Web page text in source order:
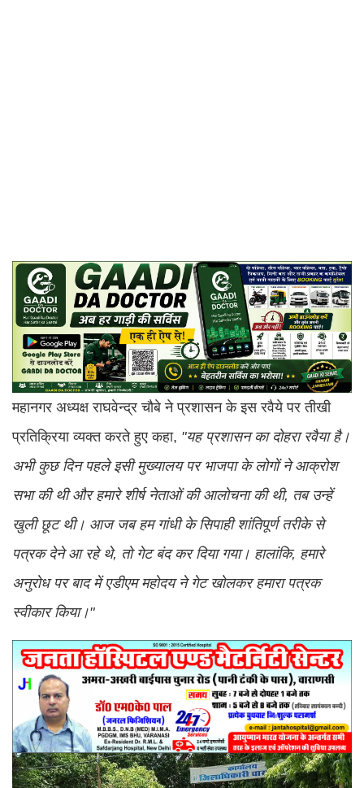
महानगर अध्यक्ष राघवेन्द्र चौबे ने प्रशासन के इस रवैये पर तीखी
प्रतिक्रिया व्यक्त करते हुए कहा, "यह प्रशासन का दोहरा रवैया है।
अभी कुछ दिन पहले इसी मुख्यालय पर भाजपा के लोगों ने आक्रोश
सभा की थी और हमारे शीर्ष नेताओं की आलोचना की थी, तब उन्हें
खुली छूट थी। आज जब हम गांधी के सिपाही शांतिपूर्ण तरीके से
पत्रक देने आ रहे थे, तो गेट बंद कर दिया गया। हालांकि, हमारे
अनुरोध पर बाद में एडीएम महोदय ने गेट खोलकर हमारा पत्रक
स्वीकार किया।"